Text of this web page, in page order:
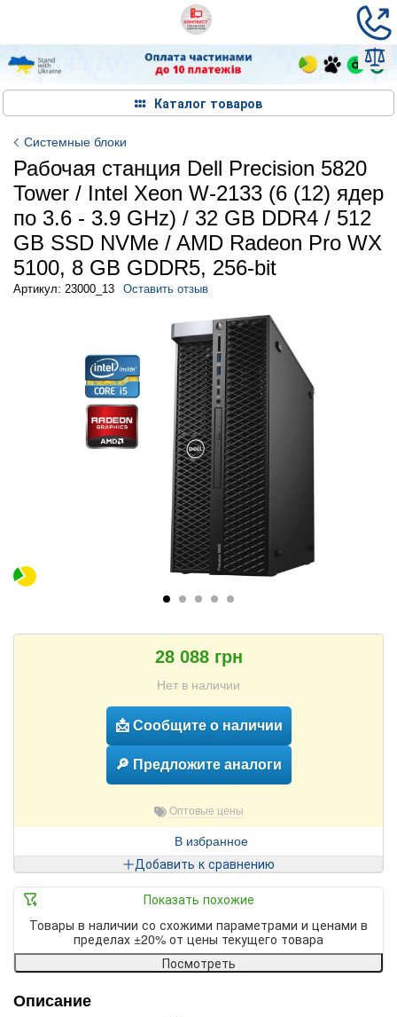
Каталог товаров
Системные блоки
Рабочая станция Dell Precision 5820
Tower / Intel Xeon W-2133 (6 (12) ядер
по 3.6 - 3.9 GHz) / 32 GB DDR4 / 512
GB SSD NVMe / AMD Radeon Pro WX
5100, 8 GB GDDR5, 256-bit
Артикул: 23000_13 Оставить отзыв
28 088 грн
Нет в наличии
📩 Сообщите о наличии
🔎 Предложите аналоги
Оптовые цены
В избранное
Добавить к сравнению
Показать похожие
Товары в наличии со схожими параметрами и ценами в
пределах ±20% от цены текущего товара
Посмотреть
Описание